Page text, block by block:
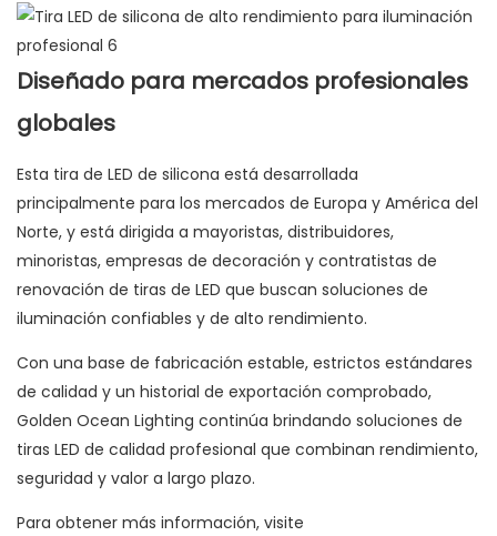
Diseñado para mercados profesionales
globales
Esta tira de LED de silicona está desarrollada
principalmente para los mercados de Europa y América del
Norte, y está dirigida a mayoristas, distribuidores,
minoristas, empresas de decoración y contratistas de
renovación de tiras de LED que buscan soluciones de
iluminación confiables y de alto rendimiento.
Con una base de fabricación estable, estrictos estándares
de calidad y un historial de exportación comprobado,
Golden Ocean Lighting continúa brindando soluciones de
tiras LED de calidad profesional que combinan rendimiento,
seguridad y valor a largo plazo.
Para obtener más información, visite